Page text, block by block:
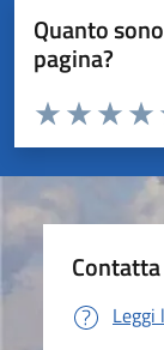
Quanto
pagina?
Valuta da 1 a 5
Valuta
Valuta 2
Valuta 1 stelle
Leggi